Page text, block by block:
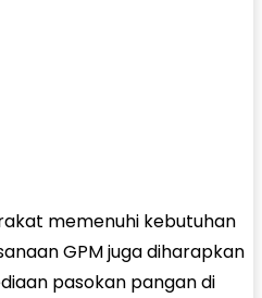
memenuhi kebutuhan
GPM juga diharapkan
pasokan pangan di